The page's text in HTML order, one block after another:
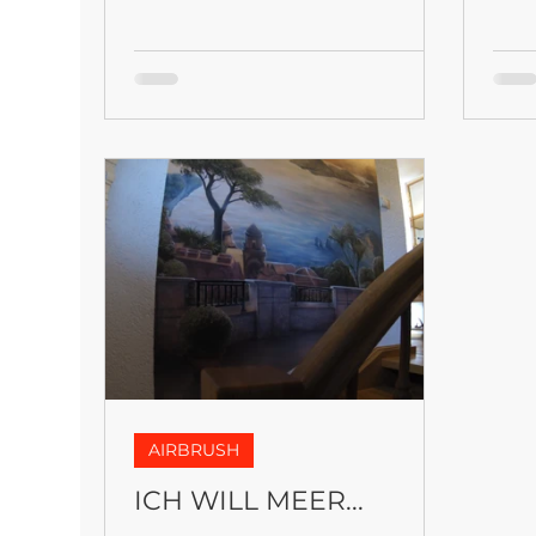
ICH WILL MEER...
AIRBRUSH